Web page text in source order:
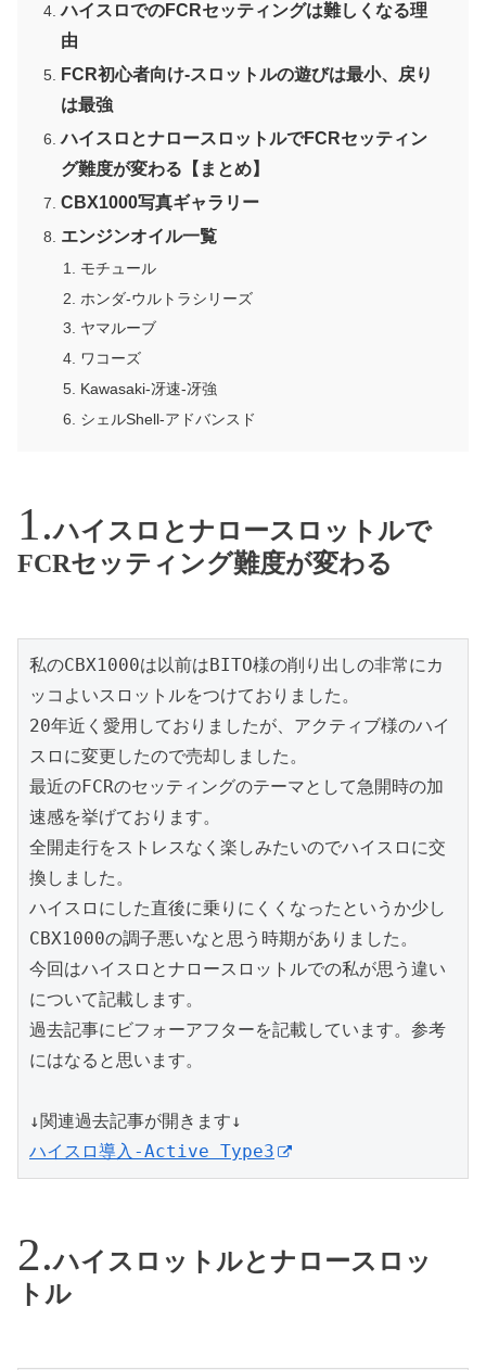
ハイスロでのFCRセッティングは難しくなる理
由
FCR初心者向け-スロットルの遊びは最小、戻り
は最強
ハイスロとナロースロットルでFCRセッティン
グ難度が変わる【まとめ】
CBX1000写真ギャラリー
エンジンオイル一覧
モチュール
ホンダ-ウルトラシリーズ
ヤマルーブ
ワコーズ
Kawasaki-冴速-冴強
シェルShell-アドバンスド
ハイスロとナロースロットルで
FCRセッティング難度が変わる
私のCBX1000は以前はBITO様の削り出しの非常にカ
ッコよいスロットルをつけておりました。
20年近く愛用しておりましたが、アクティブ様のハイ
スロに変更したので売却しました。
最近のFCRのセッティングのテーマとして急開時の加
速感を挙げております。
全開走行をストレスなく楽しみたいのでハイスロに交
換しました。
ハイスロにした直後に乗りにくくなったというか少し
CBX1000の調子悪いなと思う時期がありました。
今回はハイスロとナロースロットルでの私が思う違い
について記載します。
過去記事にビフォーアフターを記載しています。参考
にはなると思います。
ハイスロ導入-Active Type3
ハイスロットルとナロースロッ
トル